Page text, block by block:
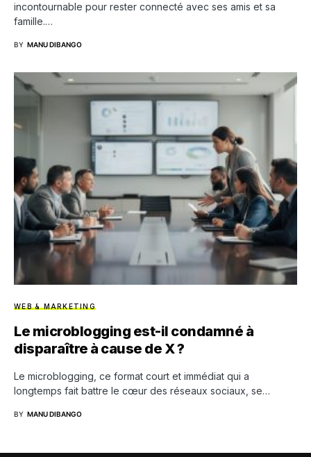
incontournable pour rester connecté avec ses amis et sa
famille.…
BY MANU DIBANGO
WEB & MARKETING
Le microblogging est-il condamné à
disparaître à cause de X ?
Le microblogging, ce format court et immédiat qui a
longtemps fait battre le cœur des réseaux sociaux, se…
BY MANU DIBANGO